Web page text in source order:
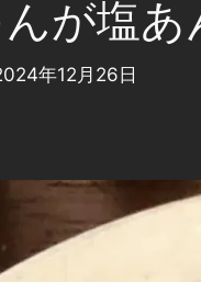
が塩
年12月26日